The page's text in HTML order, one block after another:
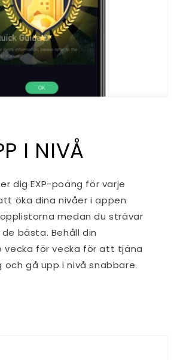
I NIVÅ
dig EXP-poäng för varje
öka dina nivåer i appen
medan du strävar
bästa. Behåll din
vecka för vecka för att tjäna
och gå upp i nivå snabbare.